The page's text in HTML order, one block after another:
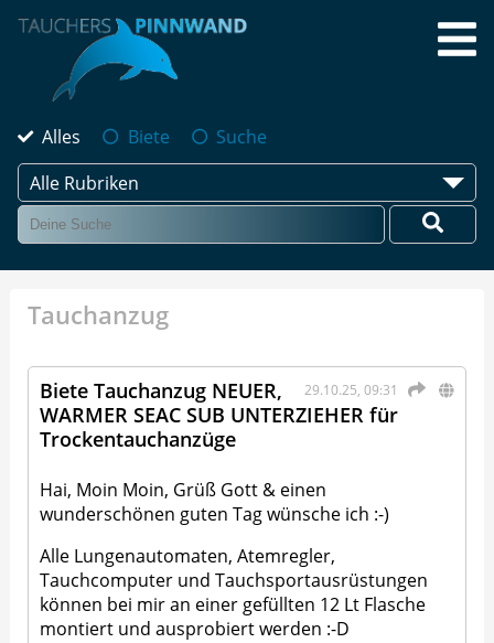
Alles Biete
Suche
Alle Rubriken
Tauchanzug
29.10.25, 09:31
Biete Tauchanzug NEUER,
WARMER SEAC SUB UNTERZIEHER für
Trockentauchanzüge
Hai, Moin Moin, Grüß Gott & einen
wunderschönen guten Tag wünsche ich :-)
Alle Lungenautomaten, Atemregler,
Tauchcomputer und Tauchsportausrüstungen
können bei mir an einer gefüllten 12 Lt Flasche
montiert und ausprobiert werden :-D